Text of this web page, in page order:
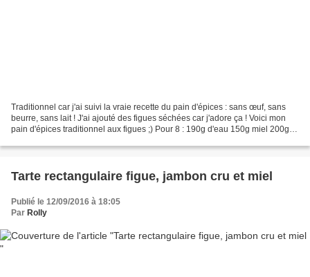
Traditionnel car j'ai suivi la vraie recette du pain d'épices : sans œuf, sans
beurre, sans lait ! J'ai ajouté des figues séchées car j'adore ça ! Voici mon
pain d'épices traditionnel aux figues ;) Pour 8 : 190g d'eau 150g miel 200g
Tarte rectangulaire figue, jambon cru et miel
Publié le 12/09/2016 à 18:05
Par Rolly